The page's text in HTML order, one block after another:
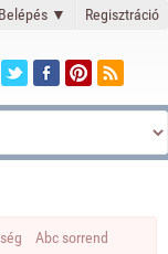
Belépés ▼ Regisztráció
Abc sorrend